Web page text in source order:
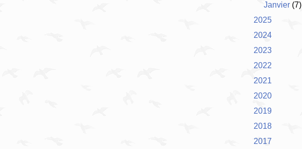
Janvier (7)
2025
2024
2023
2022
2021
2020
2019
2018
2017